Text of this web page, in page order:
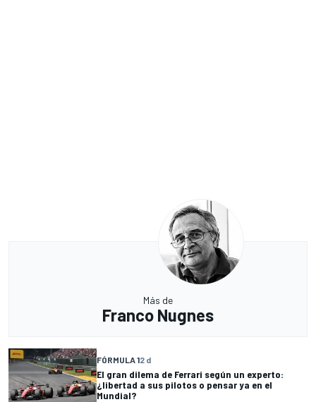
Más de
Franco Nugnes
FÓRMULA 12 d
El gran dilema de Ferrari según un experto:
¿libertad a sus pilotos o pensar ya en el
Mundial?